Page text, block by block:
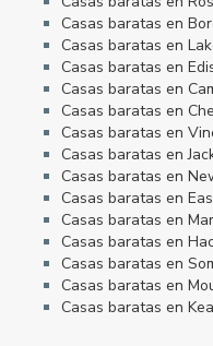
Casas baratas en
Casas baratas en
Casas baratas en
Casas baratas en
Casas baratas en
Casas baratas en
Casas baratas en
Casas baratas en
Casas baratas en
Casas baratas en
Casas baratas en
Casas baratas en
Casas baratas en
Casas baratas en